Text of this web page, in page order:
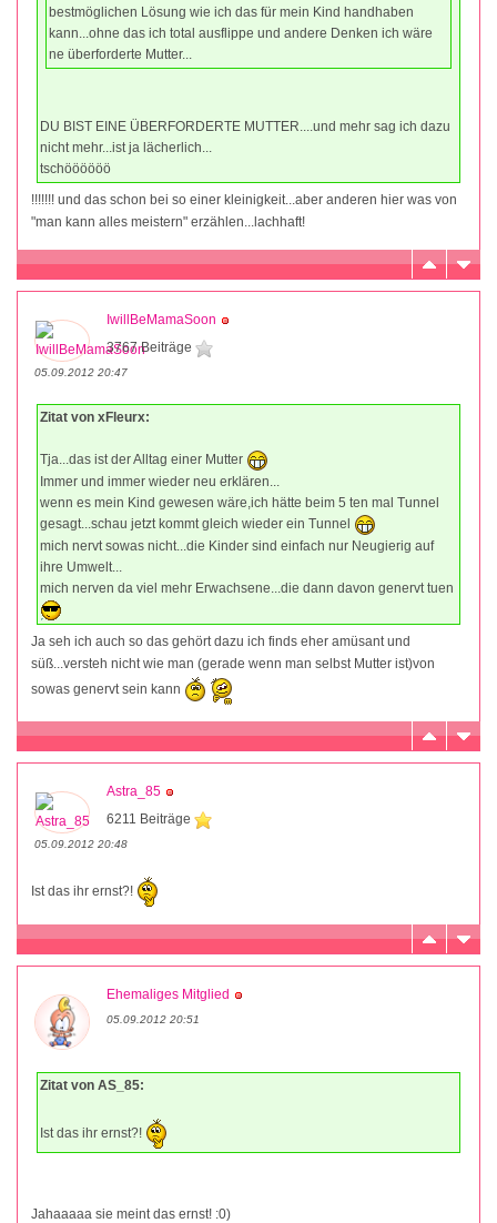
bestmöglichen Lösung wie ich das für mein Kind handhaben
kann...ohne das ich total ausflippe und andere Denken ich wäre
ne überforderte Mutter...
DU BIST EINE ÜBERFORDERTE MUTTER....und mehr sag ich dazu
nicht mehr...ist ja lächerlich...
tschöööööö
!!!!!!! und das schon bei so einer kleinigkeit...aber anderen hier was von
"man kann alles meistern" erzählen...lachhaft!
IwillBeMamaSoon
3767 Beiträge
05.09.2012 20:47
Zitat von xFleurx:
Tja...das ist der Alltag einer Mutter
Immer und immer wieder neu erklären...
wenn es mein Kind gewesen wäre,ich hätte beim 5 ten mal Tunnel
gesagt...schau jetzt kommt gleich wieder ein Tunnel
mich nervt sowas nicht...die Kinder sind einfach nur Neugierig auf
ihre Umwelt...
mich nerven da viel mehr Erwachsene...die dann davon genervt tuen
Ja seh ich auch so das gehört dazu ich finds eher amüsant und
süß...versteh nicht wie man (gerade wenn man selbst Mutter ist)von
sowas genervt sein kann
Astra_85
6211 Beiträge
05.09.2012 20:48
Ist das ihr ernst?!
Ehemaliges Mitglied
05.09.2012 20:51
Zitat von AS_85:
Ist das ihr ernst?!
Jahaaaaa sie meint das ernst! :0)